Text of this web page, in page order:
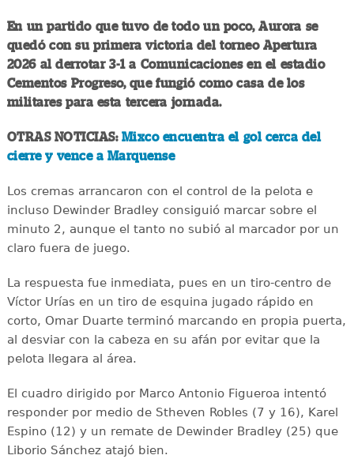
En un partido que tuvo de todo un poco, Aurora se
quedó con su primera victoria del torneo Apertura
2026 al derrotar 3-1 a Comunicaciones en el estadio
Cementos Progreso, que fungió como casa de los
militares para esta tercera jornada.
OTRAS NOTICIAS: Mixco encuentra el gol cerca del
cierre y vence a Marquense
Los cremas arrancaron con el control de la pelota e
incluso Dewinder Bradley consiguió marcar sobre el
minuto 2, aunque el tanto no subió al marcador por un
claro fuera de juego.
La respuesta fue inmediata, pues en un tiro-centro de
Víctor Urías en un tiro de esquina jugado rápido en
corto, Omar Duarte terminó marcando en propia puerta,
al desviar con la cabeza en su afán por evitar que la
pelota llegara al área.
El cuadro dirigido por Marco Antonio Figueroa intentó
responder por medio de Stheven Robles (7 y 16), Karel
Espino (12) y un remate de Dewinder Bradley (25) que
Liborio Sánchez atajó bien.